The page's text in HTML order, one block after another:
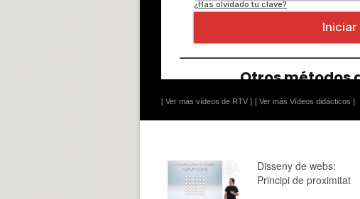
[ Ver más vídeos de RTV ] [ Ver más Vídeos didácticos ]
Disseny de webs:
Principi de proximitat